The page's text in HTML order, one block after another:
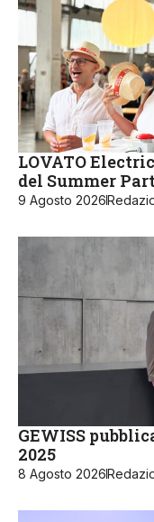
LOVATO
del Summer
9 Agosto 2026
GEWISS
2025
8 Agosto 2026